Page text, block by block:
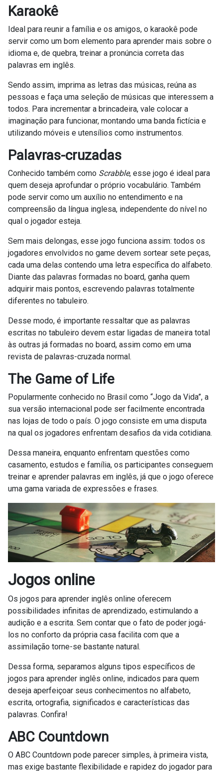
Karaokê
Ideal para reunir a família e os amigos, o karaokê pode
servir como um bom elemento para aprender mais sobre o
idioma e, de quebra, treinar a pronúncia correta das
palavras em inglês.
Sendo assim, imprima as letras das músicas, reúna as
pessoas e faça uma seleção de músicas que interessem a
todos. Para incrementar a brincadeira, vale colocar a
imaginação para funcionar, montando uma banda fictícia e
utilizando móveis e utensílios como instrumentos.
Palavras-cruzadas
Conhecido também como Scrabble, esse jogo é ideal para
quem deseja aprofundar o próprio vocabulário. Também
pode servir como um auxílio no entendimento e na
compreensão da língua inglesa, independente do nível no
qual o jogador esteja.
Sem mais delongas, esse jogo funciona assim: todos os
jogadores envolvidos no game devem sortear sete peças,
cada uma delas contendo uma letra específica do alfabeto.
Diante das palavras formadas no board, ganha quem
adquirir mais pontos, escrevendo palavras totalmente
diferentes no tabuleiro.
Desse modo, é importante ressaltar que as palavras
escritas no tabuleiro devem estar ligadas de maneira total
às outras já formadas no board, assim como em uma
revista de palavras-cruzada normal.
The Game of Life
Popularmente conhecido no Brasil como “Jogo da Vida”, a
sua versão internacional pode ser facilmente encontrada
nas lojas de todo o país. O jogo consiste em uma disputa
na qual os jogadores enfrentam desafios da vida cotidiana.
Dessa maneira, enquanto enfrentam questões como
casamento, estudos e família, os participantes conseguem
treinar e aprender palavras em inglês, já que o jogo oferece
uma gama variada de expressões e frases.
Jogos online
Os jogos para aprender inglês online oferecem
possibilidades infinitas de aprendizado, estimulando a
audição e a escrita. Sem contar que o fato de poder jogá-
los no conforto da própria casa facilita com que a
assimilação torne-se bastante natural.
Dessa forma, separamos alguns tipos específicos de
jogos para aprender inglês online, indicados para quem
deseja aperfeiçoar seus conhecimentos no alfabeto,
escrita, ortografia, significados e características das
palavras. Confira!
ABC Countdown
O ABC Countdown pode parecer simples, à primeira vista,
mas exige bastante flexibilidade e rapidez do jogador para